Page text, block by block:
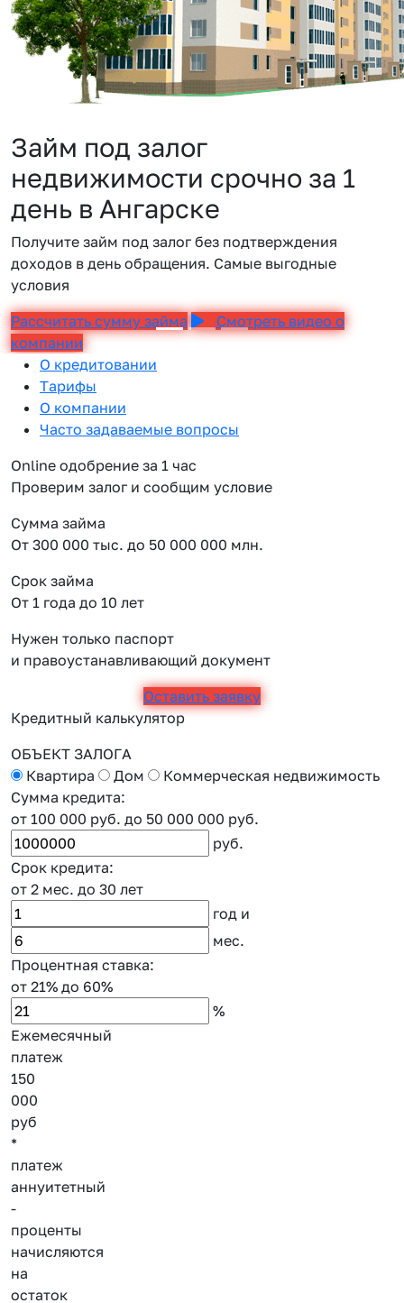
Займ под залог
недвижимости срочно за 1
день в Ангарске
Получите займ под залог без подтверждения
доходов в день обращения. Самые выгодные
условия
Рассчитать сумму займа
Смотреть видео о
компании
О кредитовании
Тарифы
О компании
Часто задаваемые вопросы
Online одобрение за 1 час
Проверим залог и сообщим условие
Сумма займа
От 300 000 тыс. до 50 000 000 млн.
Срок займа
От 1 года до 10 лет
Нужен только паспорт
и правоустанавливающий документ
Оставить заявку
Кредитный калькулятор
ОБЪЕКТ ЗАЛОГА
Квартира
Дом
Коммерческая недвижимость
Сумма кредита:
от 100 000 руб. до 50 000 000 руб.
руб.
Срок кредита:
от 2 мес. до 30 лет
год и
мес.
Процентная ставка:
от 21% до 60%
%
Ежемесячный
платеж
150
000
руб
*
платеж
аннуитетный
-
проценты
начисляются
на
остаток